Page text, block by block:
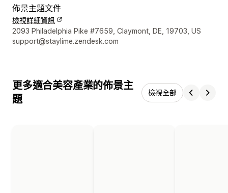
佈景主題文件
檢視詳細資訊
設計者聯絡詳細資訊
2093 Philadelphia Pike #7659, Claymont, DE, 19703, US
support@staylime.zendesk.com
更多適合美容產業的佈景主
題
檢視全部